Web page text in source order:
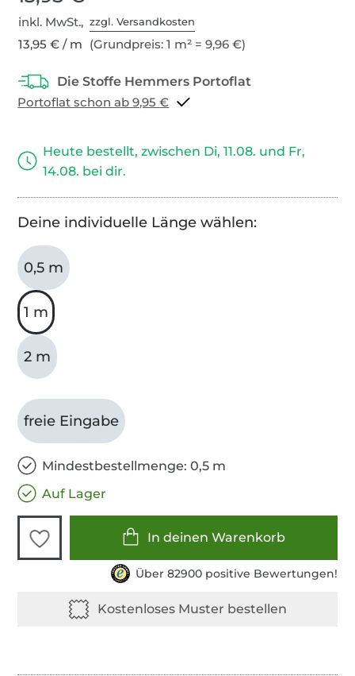
inkl. MwSt.,zzgl. Versandkosten
13,95 € / m (Grundpreis: 1 m² = 9,96 €)
Portoflat schon ab 9,95 €
Heute bestellt, zwischen Di, 11.08. und Fr,
14.08. bei dir.
Deine individuelle Länge wählen:
0,5 m
1 m
2 m
freie Eingabe
Mindestbestellmenge: 0,5 m
Auf Lager
In deinen Warenkorb
Über 82900 positive Bewertungen!